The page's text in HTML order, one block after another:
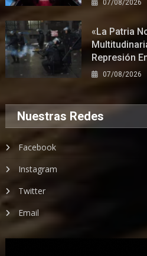
07/08/2026
«La Patria
Represión
07/08/2026
Nuestras Redes
Facebook
Instagram
Twitter
Email